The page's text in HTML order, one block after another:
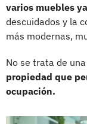
varios muebles
descuidados y la
más modernas,
No se trata de
propiedad que
ocupación.